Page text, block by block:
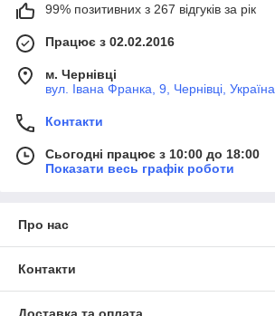
99% позитивних з 267 відгуків за рік
Працює з 02.02.2016
м. Чернівці
вул. Івана Франка, 9, Чернівці, Україна
Контакти
Сьогодні працює з 10:00 до 18:00
Показати весь графік роботи
Про нас
Контакти